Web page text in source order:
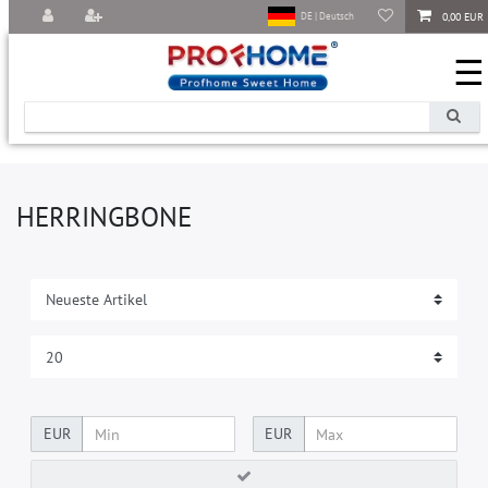
0,00 EUR
DE | Deutsch
☰
HERRINGBONE
EUR EUR